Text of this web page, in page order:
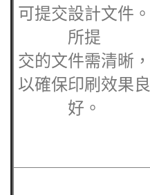
可提交設計文件。
所提
交的文件需清晰，
以確保印刷效果良
好。